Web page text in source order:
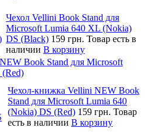
Чехол Vellini Book Stand для
Microsoft Lumia 640 XL (Nokia)
DS (Black) 159 грн. Товар есть в
наличии В корзину
Book Stand для Microsoft
Чехол-книжка Vellini NEW Book
Stand для Microsoft Lumia 640
(Nokia) DS (Red) 159 грн. Товар
есть в наличии В корзину